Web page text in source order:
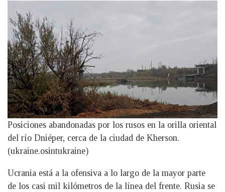
Posiciones abandonadas por los rusos en la orilla oriental
del río Dniéper, cerca de la ciudad de Kherson.
(ukraine.osintukraine)
Ucrania está a la ofensiva a lo largo de la mayor parte
de los casi mil kilómetros de la línea del frente. Rusia se